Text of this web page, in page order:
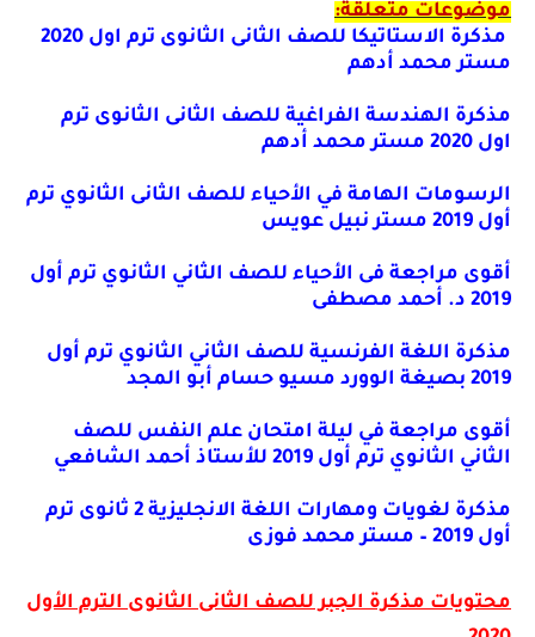
موضوعات متعلقة:
مذكرة الاستاتيكا للصف الثانى الثانوى ترم اول 2020
مستر محمد أدهم
مذكرة الهندسة الفراغية للصف الثانى الثانوى ترم
اول 2020 مستر محمد أدهم
الرسومات الهامة في الأحياء للصف الثانى الثانوي ترم
أول 2019 مستر نبيل عويس
أقوى مراجعة فى الأحياء للصف الثاني الثانوي ترم أول
2019 د. أحمد مصطفى
مذكرة اللغة الفرنسية للصف الثاني الثانوي ترم أول
2019 بصيغة الوورد مسيو حسام أبو المجد
أقوى مراجعة في ليلة امتحان علم النفس للصف
الثاني الثانوي ترم أول 2019 للأستاذ أحمد الشافعي
مذكرة لغويات ومهارات اللغة الانجليزية 2 ثانوى ترم
أول 2019 – مستر محمد فوزى
محتويات مذكرة الجبر للصف الثانى الثانوى الترم الأول